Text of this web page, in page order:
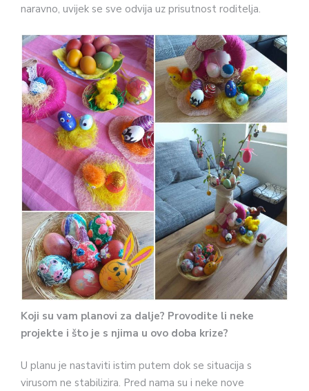
naravno, uvijek se sve odvija uz prisutnost roditelja.
Koji su vam planovi za dalje? Provodite li neke
projekte i što je s njima u ovo doba krize?
U planu je nastaviti istim putem dok se situacija s
virusom ne stabilizira. Pred nama su i neke nove